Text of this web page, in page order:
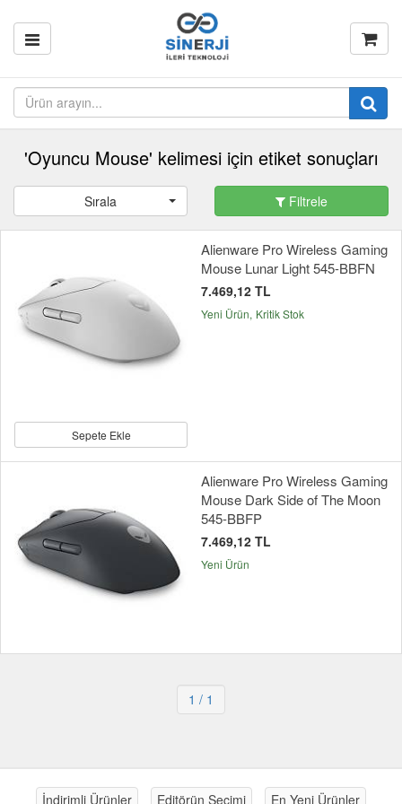
'Oyuncu Mouse' kelimesi için etiket sonuçları
Sırala Filtrele
Sepete Ekle
Alienware Pro Wireless Gaming
Mouse Lunar Light 545-BBFN
7.469,12 TL
Yeni Ürün Kritik Stok
Alienware Pro Wireless Gaming
Mouse Dark Side of The Moon
545-BBFP
7.469,12 TL
Yeni Ürün
1 / 1
İndirimli Ürünler Editörün Seçimi En Yeni Ürünler